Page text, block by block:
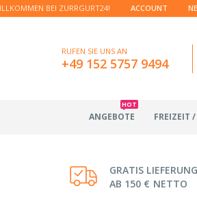
BEI ZURRGURT24! ACCOUNT
RUFEN SIE UNS AN
+49 152 5757 9494
FREIZEIT
ANGEBOTE
HOT
GRATIS LIEFERUNG
AB 150 € NETTO